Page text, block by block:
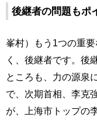
後継者の問題もポ
峯村）もう1つの重
く、後継者です。後
ところも、力の源泉
で、次期首相、李克
が、上海市トップの